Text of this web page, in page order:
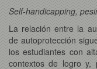
Self-handicapping,
La relación entre la
de autoprotección
los estudiantes con
contextos de logro y,